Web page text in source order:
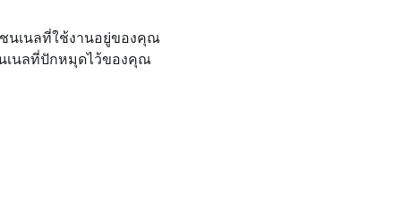
นเนลที่ใช้งานอยู่ของคุณ
เนลที่ปักหมุดไว้ของคุณ